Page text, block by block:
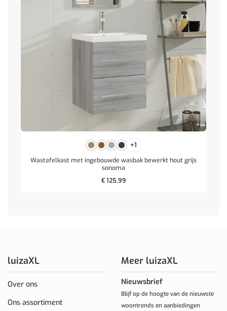
+1
Wastafelkast met ingebouwde wasbak bewerkt hout grijs
sonoma
€125,99
luizaXL
Over ons
Ons assortiment
Meer luizaXL
Nieuwsbrief
Blijf op de hoogte van de nieuwste
woontrends en aanbiedingen